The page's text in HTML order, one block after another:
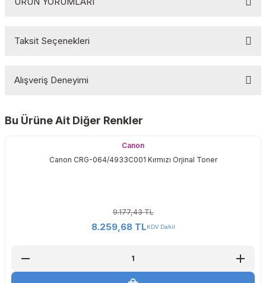
Taksit Seçenekleri
Alışveriş Deneyimi
Sitemize ilk yorumu siz yapın!
Deneyimini Paylaş
Bu Ürüne Ait Diğer Renkler
Canon
Canon CRG-064/4933C001 Kırmızı Orjinal Toner
9.177,43 TL
8.259,68 TLKDV Dahil